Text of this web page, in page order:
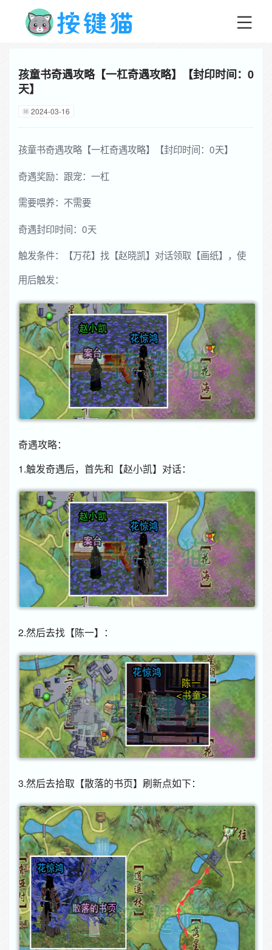
孩童书奇遇攻略【一杠奇遇攻略】【封印时间：0
天】
2024-03-16
孩童书奇遇攻略【一杠奇遇攻略】【封印时间：0天】
奇遇奖励：跟宠： 一杠
需要喂养：不需要
奇遇封印时间：0天
触发条件：【万花】找【赵晓凯】对话领取【画纸】，使
用后触发：
奇遇攻略：
1.触发奇遇后，首先和【赵小凯】对话：
2.然后去找【陈一】：
3.然后去拾取【散落的书页】刷新点如下：